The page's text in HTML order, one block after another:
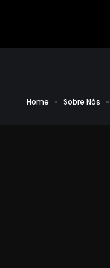
Home Sobre Nós